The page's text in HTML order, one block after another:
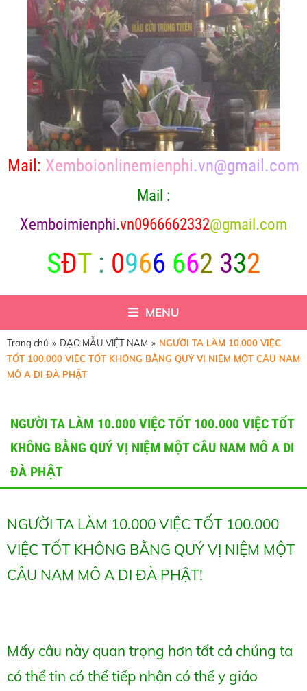
Mail: Xemboionlinemienphi.vn@gmail.com
Mail :
Xemboimienphi.vn0966662332@gmail.com
SĐT : 0966 662 332
MENU
Trang chủ » ĐẠO MẪU VIỆT NAM » NGƯỜI TA LÀM 10.000 VIỆC
TỐT 100.000 VIỆC TỐT KHÔNG BẰNG QUÝ VỊ NIỆM MỘT CÂU NAM
MÔ A DI ĐÀ PHẬT
NGƯỜI TA LÀM 10.000 VIỆC TỐT 100.000 VIỆC TỐT
KHÔNG BẰNG QUÝ VỊ NIỆM MỘT CÂU NAM MÔ A DI
ĐÀ PHẬT
NGƯỜI TA LÀM 10.000 VIỆC TỐT 100.000
VIỆC TỐT KHÔNG BẰNG QUÝ VỊ NIỆM MỘT
CÂU NAM MÔ A DI ĐÀ PHẬT!
Mấy câu này quan trọng hơn tất cả chúng ta
có thể tin có thể tiếp nhận có thể y giáo